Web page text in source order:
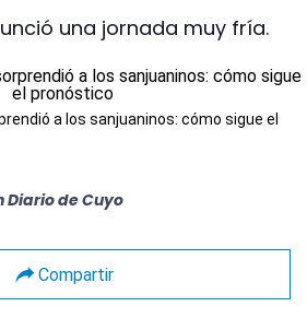
una jornada muy fría.
a los sanjuaninos: cómo sigue el
Diario de Cuyo
Compartir